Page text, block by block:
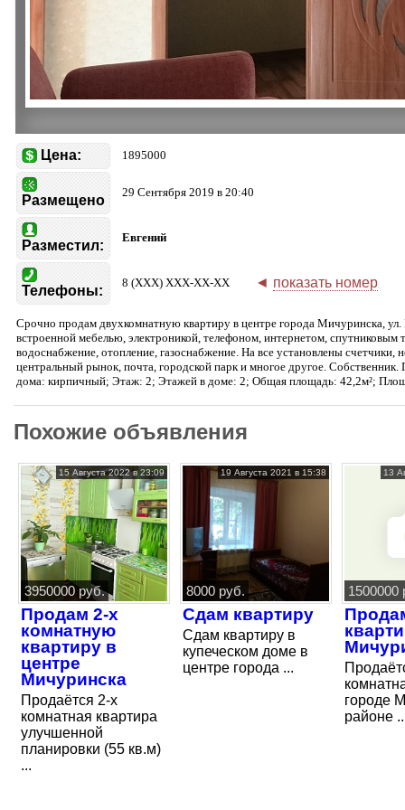
Цена: 1895000
Размещено
29 Сентября 2019 в 20:40
Разместил:
Евгений
Телефоны:
8 (XXX) XXX-XX-XX ◄ показать номер
Срочно продам двухкомнатную квартиру в центре города Мичуринска,
встроенной мебелью, электроникой, телефоном, интернетом, спутниковым
водоснабжение, отопление, газоснабжение. На все установлены счетчики,
центральный рынок, почта, городской парк и многое другое.
дома: кирпичный; Этаж: 2; Этажей в доме: 2; Общая площадь: 42,2м²;
Похожие объявления
15 Августа 2022 в 23:09
3950000 руб.
Продам 2-х
комнатную
квартиру в
центре
Мичуринска
Продаётся 2-х
комнатная квартира
улучшенной
планировки (55 кв.м)
...
19 Августа 2021 в 15:38
8000 руб.
Сдам квартиру
Сдам квартиру в
купеческом доме в
центре города ...
13
1500000
городе
районе